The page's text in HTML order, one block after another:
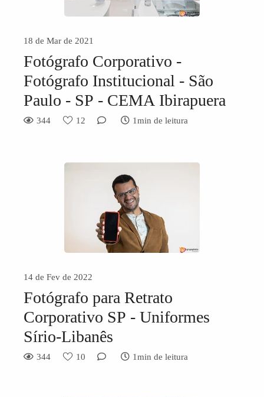
18 de Mar de 2021
Fotógrafo Corporativo -
Fotógrafo Institucional - São
Paulo - SP - CEMA Ibirapuera
344 12 1min de leitura
14 de Fev de 2022
Fotógrafo para Retrato
Corporativo SP - Uniformes
Sírio-Libanês
344 10 1min de leitura